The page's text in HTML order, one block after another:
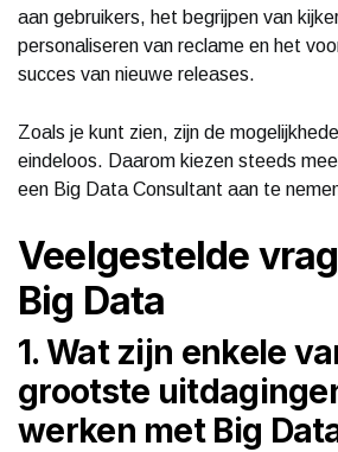
aan gebruikers, het begrijpen van
personaliseren van reclame en het
succes van nieuwe releases.
Zoals je kunt zien, zijn de
eindeloos. Daarom kiezen steeds
een Big Data Consultant aan te
Veelgestelde
Big Data
1. Wat zijn enkele
grootste
werken met Big